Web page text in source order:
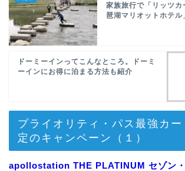
家族旅行で「リッツ
琶湖マリオットホテル
ドーミーインってこんなところ。ドーミ
ーインにお得に泊まる方法も紹介
プライオリティ・パス最強カー
定のキャンペーン（１）
apollostation THE PLATINUM セゾン